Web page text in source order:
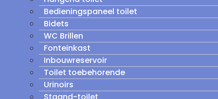
Bedieningspaneel toilet
Bidets
WC Brillen
Fonteinkast
Inbouwreservoir
Toilet toebehorende
Urinoirs
Staand-toilet